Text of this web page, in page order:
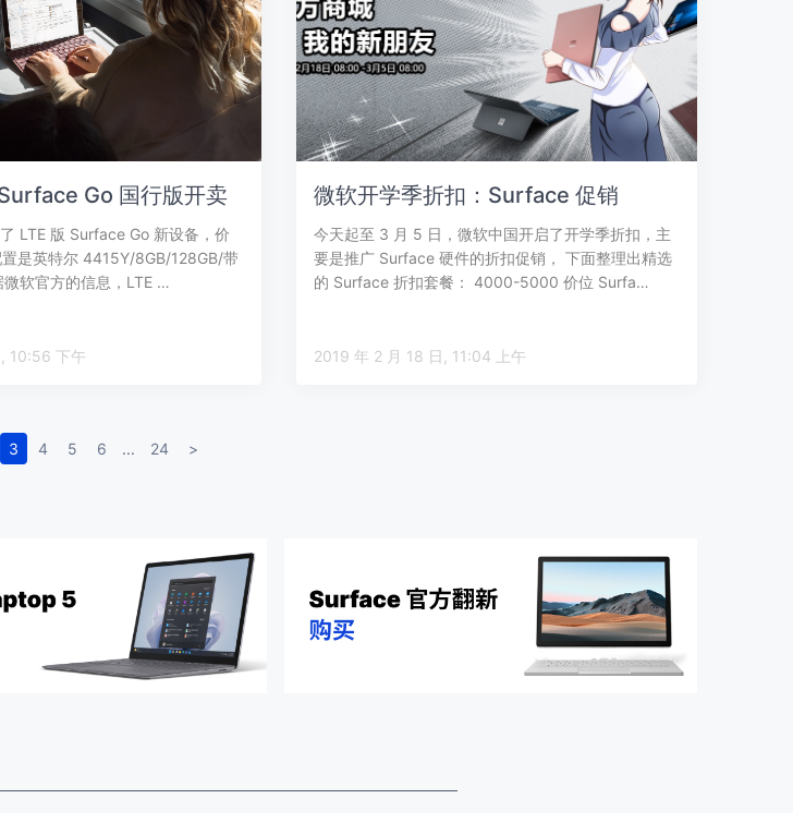
Go 国行版开卖
LTE 版 Surface Go 新设备，价
是英特尔 4415Y/8GB/128GB/带
微软官方的信息，LTE …
2019 年 3 月 4 日, 10:56 下午
微软开学季折扣：Surface 促销
今天起至 3 月 5 日，微软中国开启了开学季折扣，主
要是推广 Surface 硬件的折扣促销， 下面整理出精选
的 Surface 折扣套餐： 4000-5000 价位 Surfa…
2019 年 2 月 18 日, 11:04 上午
3 4 5 6 ... 24 >